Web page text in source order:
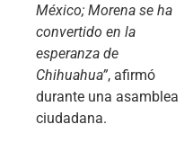
México; Morena se ha
convertido en la
esperanza de
Chihuahua”, afirmó
durante una asamblea
ciudadana.